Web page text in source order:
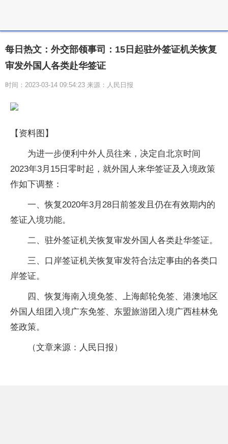
每日热文：外交部领事司：15日起驻外签证机关恢复
审发外国人各类赴华签证
时间：2023-03-14 09:54:23 来源：人民日报
【资料图】
为进一步便利中外人员往来，决定自北京时间
2023年3月15日零时起，就外国人来华签证及入境政策
作如下调整：
一、恢复2020年3月28日前签发且仍在有效期内的
签证入境功能。
二、驻外签证机关恢复审发外国人各类赴华签证。
三、口岸签证机关恢复审发符合法定事由的各类口
岸签证。
四、恢复海南入境免签、上海邮轮免签、港澳地区
外国人组团入境广东免签、东盟旅游团入境广西桂林免
签政策。
（文章来源：人民日报）